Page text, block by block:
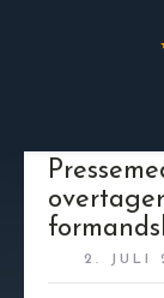
2. JULI